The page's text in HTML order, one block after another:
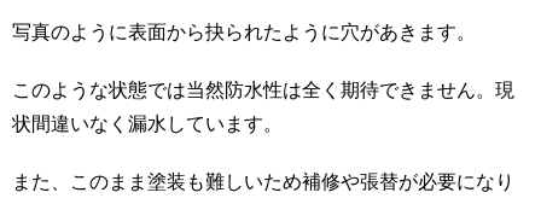
写真のように表面から抉られたように穴があきます。
このような状態では当然防水性は全く期待できません。現
状間違いなく漏水しています。
また、このまま塗装も難しいため補修や張替が必要になり